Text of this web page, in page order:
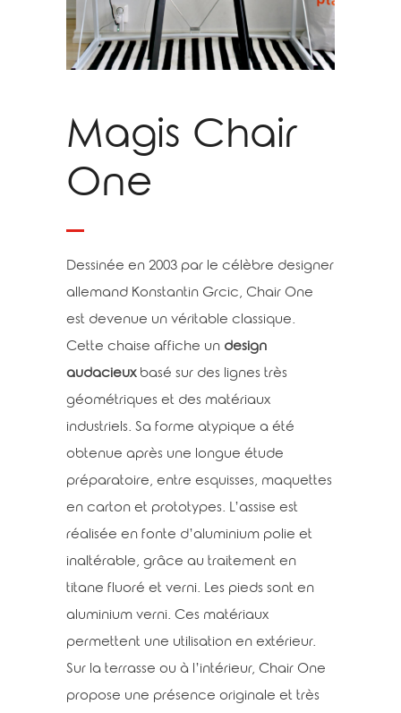
Magis Chair
One
Dessinée en 2003 par le célèbre designer
allemand Konstantin Grcic, Chair One
est devenue un véritable classique.
Cette chaise affiche un design
audacieuxbasé sur des lignes très
géométriques et des matériaux
industriels. Sa forme atypique a été
obtenue après une longue étude
préparatoire, entre esquisses, maquettes
en carton et prototypes. L’assise est
réalisée en fonte d’aluminium polie et
inaltérable, grâce au traitement en
titane fluoré et verni. Les pieds sont en
aluminium verni. Ces matériaux
permettent une utilisation en extérieur.
Sur la terrasse ou à l’intérieur, Chair One
propose une présence originale et très